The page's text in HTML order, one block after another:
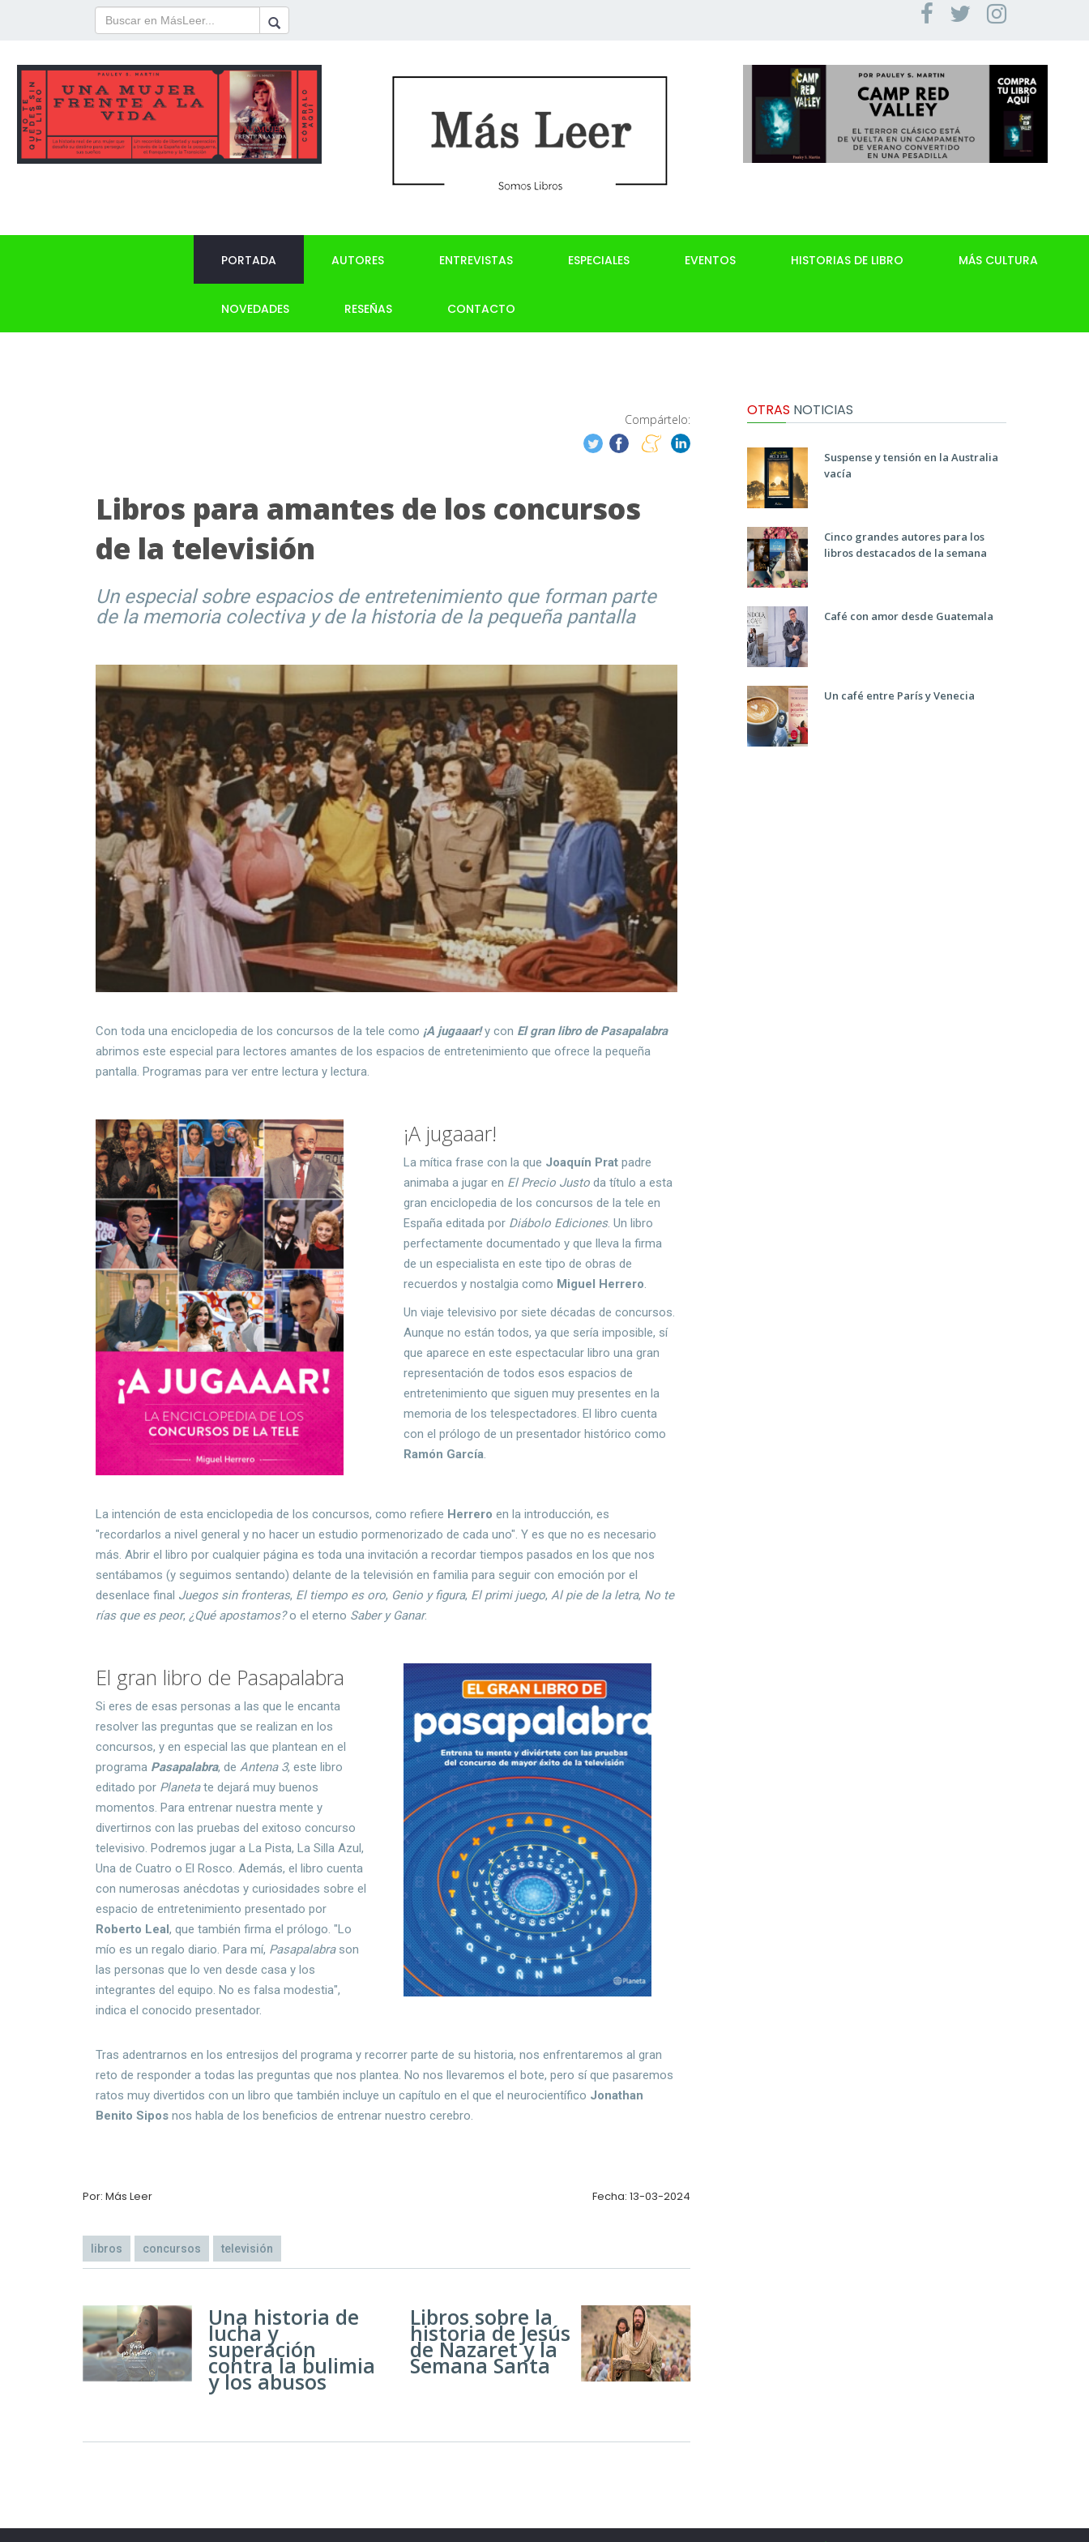
PORTADA AUTORES ENTREVISTAS ESPECIALES EVENTOS HISTORIAS DE LIBRO MÁS CULTURA
NOVEDADES RESEÑAS CONTACTO
Compártelo:
Libros para amantes de los concursos
de la televisión
Un especial sobre espacios de entretenimiento que forman parte
de la memoria colectiva y de la historia de la pequeña pantalla
Con toda una enciclopedia de los concursos de la tele como ¡A jugaaar!y con El gran libro de Pasapalabra
abrimos este especial para lectores amantes de los espacios de entretenimiento que ofrece la pequeña
pantalla. Programas para ver entre lectura y lectura.
¡A jugaaar!
La mítica frase con la que Joaquín Pratpadre
animaba a jugar en El Precio Justoda título a esta
gran enciclopedia de los concursos de la tele en
España editada por Diábolo Ediciones. Un libro
perfectamente documentado y que lleva la firma
de un especialista en este tipo de obras de
recuerdos y nostalgia como Miguel Herrero.
Un viaje televisivo por siete décadas de concursos.
Aunque no están todos, ya que sería imposible, sí
que aparece en este espectacular libro una gran
representación de todos esos espacios de
entretenimiento que siguen muy presentes en la
memoria de los telespectadores. El libro cuenta
con el prólogo de un presentador histórico como
Ramón García.
La intención de esta enciclopedia de los concursos, como refiere Herrero en la introducción, es
"recordarlos a nivel general y no hacer un estudio pormenorizado de cada uno". Y es que no es necesario
más. Abrir el libro por cualquier página es toda una invitación a recordar tiempos pasados en los que nos
sentábamos (y seguimos sentando) delante de la televisión en familia para seguir con emoción por el
desenlace final Juegos sin fronteras, El tiempo es oro, Genio y figura, El primi juego,Al pie de la letra, No te
rías que es peor,¿Qué apostamos?o el eterno Saber y Ganar.
El gran libro de Pasapalabra
Si eres de esas personas a las que le encanta
resolver las preguntas que se realizan en los
concursos, y en especial las que plantean en el
programa Pasapalabra, deAntena 3, este libro
editado por Planetate dejará muy buenos
momentos. Para entrenar nuestra mente y
divertirnos con las pruebas del exitoso concurso
televisivo. Podremos jugar a La Pista, La Silla Azul,
Una de Cuatro o El Rosco. Además, el libro cuenta
con numerosas anécdotas y curiosidades sobre el
espacio de entretenimiento presentado por
Roberto Leal, que también firma el prólogo. "Lo
mío es un regalo diario. Para mí, Pasapalabra son
las personas que lo ven desde casa y los
integrantes del equipo. No es falsa modestia",
indica el conocido presentador.
Tras adentrarnos en los entresijos del programa y recorrer parte de su historia, nos enfrentaremos al gran
reto de responder a todas las preguntas que nos plantea. No nos llevaremos el bote, pero sí que pasaremos
ratos muy divertidos con un libro que también incluye un capítulo en el que el neurocientífico Jonathan
Benito Sipos nos habla de los beneficios de entrenar nuestro cerebro.
Por: Más Leer Fecha: 13-03-2024
libros concursos televisión
Una historia de
lucha y
superación
contra la bulimia
y los abusos
Libros sobre la
historia de Jesús
de Nazaret y la
Semana Santa
OTRAS NOTICIAS
Suspense y tensión en la Australia
vacía
Cinco grandes autores para los
libros destacados de la semana
Café con amor desde Guatemala
Un café entre París y Venecia